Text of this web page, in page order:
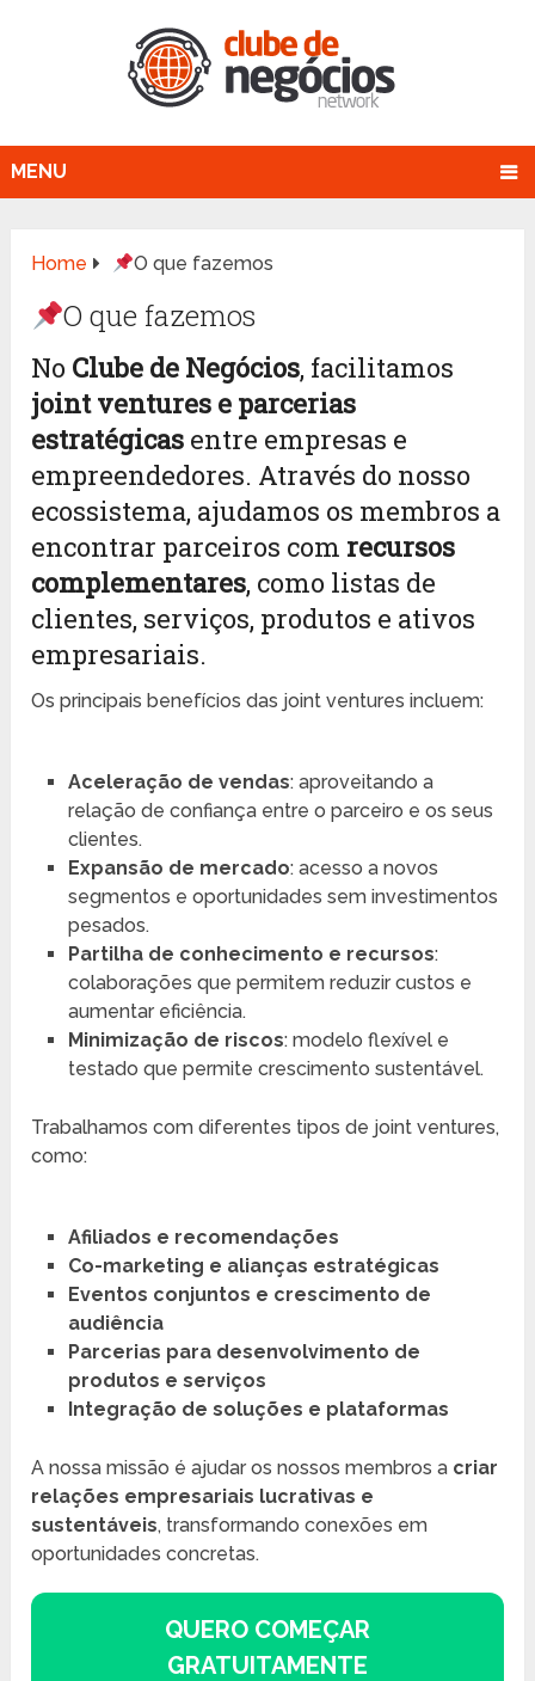
MENU
Home O que fazemos
O que fazemos
No Clube de Negócios, facilitamos
joint ventures e parcerias
estratégicas entre empresas e
empreendedores. Através do nosso
ecossistema, ajudamos os membros a
encontrar parceiros com recursos
complementares, como listas de
clientes, serviços, produtos e ativos
empresariais.
Os principais benefícios das joint ventures incluem:
Aceleração de vendas: aproveitando a
relação de confiança entre o parceiro e os seus
clientes.
Expansão de mercado: acesso a novos
segmentos e oportunidades sem investimentos
pesados.
Partilha de conhecimento e recursos:
colaborações que permitem reduzir custos e
aumentar eficiência.
Minimização de riscos: modelo flexível e
testado que permite crescimento sustentável.
Trabalhamos com diferentes tipos de joint ventures,
como:
Afiliados e recomendações
Co-marketing e alianças estratégicas
Eventos conjuntos e crescimento de
audiência
Parcerias para desenvolvimento de
produtos e serviços
Integração de soluções e plataformas
A nossa missão é ajudar os nossos membros a criar
relações empresariais lucrativas e
sustentáveis, transformando conexões em
oportunidades concretas.
QUERO COMEÇAR
GRATUITAMENTE